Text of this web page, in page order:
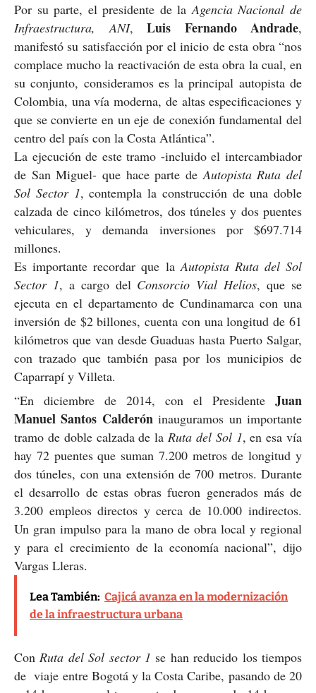
Por su parte, el presidente de laAgencia Nacional de
Infraestructura, ANI, Luis Fernando Andrade,
manifestó su satisfacción por el inicio de esta obra “nos
complace mucho la reactivación de esta obra la cual, en
su conjunto, consideramos es la principal autopista de
Colombia, una vía moderna, de altas especificaciones y
que se convierte en un eje de conexión fundamental del
centro del país con la Costa Atlántica”.
La ejecución de este tramo -incluido el intercambiador
de San Miguel- que hace parte deAutopista Ruta del
Sol Sector 1, contempla la construcción de una doble
calzada de cinco kilómetros, dos túneles y dos puentes
vehiculares, y demanda inversiones por $697.714
millones.
Es importante recordar que laAutopista Ruta del Sol
Sector 1, a cargo del Consorcio Vial Helios, que se
ejecuta en el departamento de Cundinamarca con una
inversión de $2 billones, cuenta con una longitud de 61
kilómetros que van desde Guaduas hasta Puerto Salgar,
con trazado que también pasa por los municipios de
Caparrapí y Villeta.
“En diciembre de 2014, con el Presidente Juan
Manuel Santos Calderóninauguramos un importante
tramo de doble calzada de la Ruta del Sol 1, en esa vía
hay 72 puentes que suman 7.200 metros de longitud y
dos túneles, con una extensión de 700 metros. Durante
el desarrollo de estas obras fueron generados más de
3.200 empleos directos y cerca de 10.000 indirectos.
Un gran impulso para la mano de obra local y regional
y para el crecimiento de la economía nacional”, dijo
Vargas Lleras.
Lea También: Cajicá avanza en la modernización
de la infraestructura urbana
ConRuta del Sol sector 1 se han reducido los tiempos
de viaje entre Bogotá y la Costa Caribe, pasando de 20